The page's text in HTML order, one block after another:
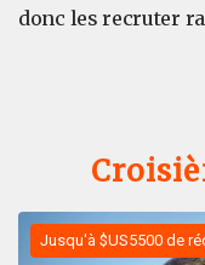
donc les recruter
Jusqu'à $US5500 de